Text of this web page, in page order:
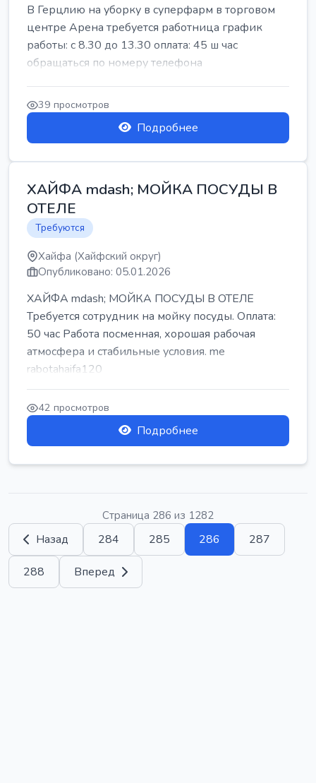
В Герцлию на уборку в суперфарм в торговом
центре Арена требуется работница график
работы: с 8.30 до 13.30 оплата: 45 ш час
обращаться по номеру телефона
39 просмотров
Подробнее
ХАЙФА mdash; МОЙКА ПОСУДЫ В
ОТЕЛЕ
Требуются
Хайфа (Хайфский округ)
Опубликовано: 05.01.2026
ХАЙФА mdash; МОЙКА ПОСУДЫ В ОТЕЛЕ
Требуется сотрудник на мойку посуды. Оплата:
50 час Работа посменная, хорошая рабочая
атмосфера и стабильные условия. me
rabotahaifa120
42 просмотров
Подробнее
Страница 286 из 1282
Назад 284 285 286 287
288 Вперед